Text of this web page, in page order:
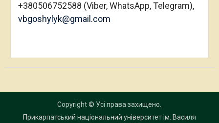
+380506752588 (Viber, WhatsApp, Telegram),
vbgoshylyk@gmail.com
Copyright © Усі права захищено.
Прикарпатський національний університет ім. Василя